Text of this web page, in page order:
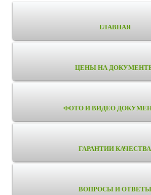
ГЛАВНАЯ
ЦЕНЫ НА
ФОТО И ВИДЕО
ГАРАНТИИ КАЧЕСТВА
ВОПРОСЫ И ОТВЕТЫ